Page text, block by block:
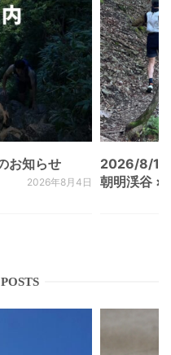
お知らせ
2026年8月4日
2026/8/
朝明渓谷 ×